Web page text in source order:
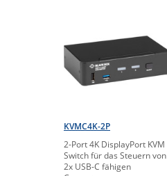
KVMC4K-2P
2-Port 4K DisplayPort KVM
Switch für das Steuern von
2x USB-C fähigen